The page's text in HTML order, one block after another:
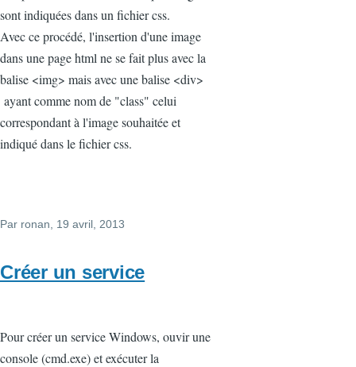
sont indiquées dans un fichier css.
Avec ce procédé, l'insertion d'une image
dans une page html ne se fait plus avec la
balise <img> mais avec une balise <div>
ayant comme nom de "class" celui
correspondant à l'image souhaitée et
indiqué dans le fichier css.
Par ronan , 19 avril, 2013
Créer un service
Pour créer un service Windows, ouvir une
console (cmd.exe) et exécuter la